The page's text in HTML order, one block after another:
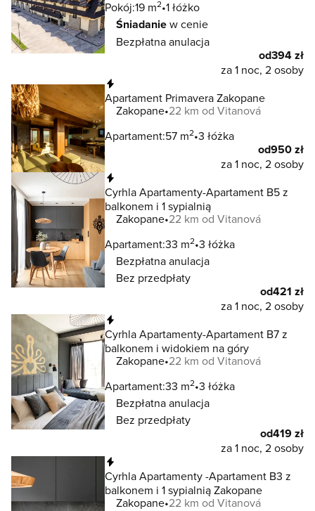
Pokój:19 m2 1 łóżko
Śniadaniew cenie
Bezpłatna anulacja
od394 zł
za 1 noc, 2 osoby
Apartament Primavera Zakopane
Zakopane 22 km od Vitanová
Apartament:57 m2 3 łóżka
od950 zł
za 1 noc, 2 osoby
Cyrhla Apartamenty-Apartament B5 z
balkonem i 1 sypialnią
Zakopane 22 km od Vitanová
Apartament:33 m2 3 łóżka
Bezpłatna anulacja
Bez przedpłaty
od421 zł
za 1 noc, 2 osoby
Cyrhla Apartamenty-Apartament B7 z
balkonem i widokiem na góry
Zakopane 22 km od Vitanová
Apartament:33 m2 3 łóżka
Bezpłatna anulacja
Bez przedpłaty
od419 zł
za 1 noc, 2 osoby
Cyrhla Apartamenty -Apartament B3 z
balkonem i 1 sypialnią Zakopane
Zakopane 22 km od Vitanová